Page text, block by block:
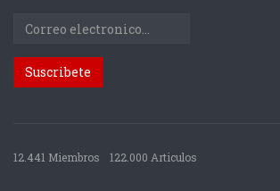
12.441 Miembros 122.000 Articulos